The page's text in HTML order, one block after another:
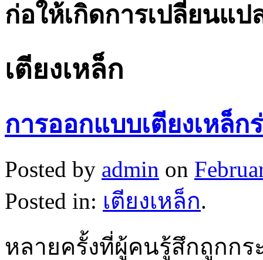
ก่อให้เกิดการเปลี่ยนแป
เตียงเหล็ก
การออกแบบเตียงเหล็
Posted by admin on
Posted in: เตียงเหล็ก.
หลายครั้งที่ผู้คนรู้สึกถูกก